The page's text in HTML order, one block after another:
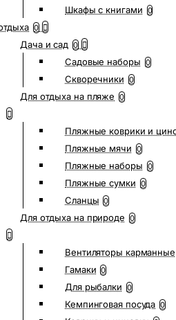
Шкафы с книгами 0
0
Дача и сад 0
Садовые наборы 0
Скворечники 0
Для отдыха на пляже 0
Пляжные коврики и
Пляжные мячи 0
Пляжные наборы 0
Пляжные сумки 0
Сланцы 0
Для отдыха на природе 0
Вентиляторы карманные
Гамаки 0
Для рыбалки 0
Кемпинговая посуда 0